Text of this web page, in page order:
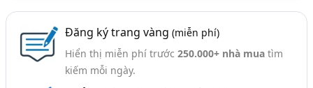
Ngành xem thêm
Đồ Điện Tử - Kinh Doanh Và Phân Phối (537)
Bình Dương
TP. Hải Phòng TP. Cần Thơ
Đăng ký trang vàng (miễn phí)
Hiển thị miễn phí trước 250.000+ nhà muatìm
kiếm mỗi ngày.